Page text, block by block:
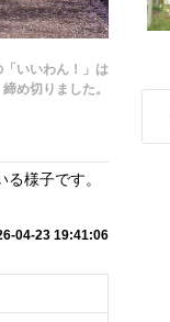
いいわん！」は
締め切りました。
様子です。
04-23 19:41:06